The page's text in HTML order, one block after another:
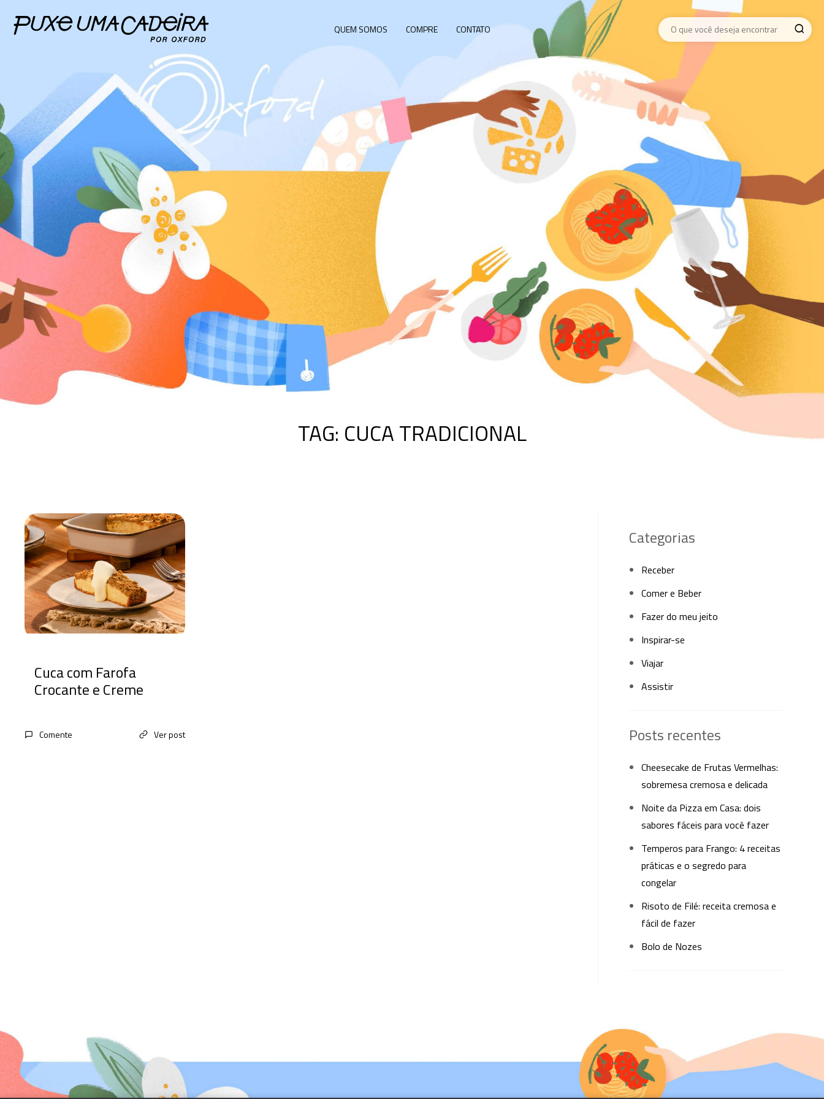
QUEM SOMOS COMPRE CONTATO
TAG: CUCA TRADICIONAL
Cuca com Farofa
Crocante e Creme
Comente Ver post
Categorias
Receber
Comer e Beber
Fazer do meu jeito
Inspirar-se
Viajar
Assistir
Posts recentes
Cheesecake de Frutas Vermelhas:
sobremesa cremosa e delicada
Noite da Pizza em Casa: dois
sabores fáceis para você fazer
Temperos para Frango: 4 receitas
práticas e o segredo para
congelar
Risoto de Filé: receita cremosa e
fácil de fazer
Bolo de Nozes